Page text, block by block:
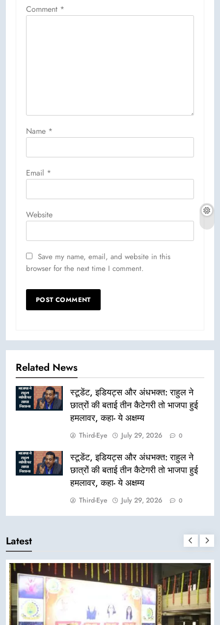
Comment *
Name *
Email *
Website
Save my name, email, and website in this
browser for the next time I comment.
Related News
स्टूडेंट, इडियट्स और अंधभक्त: राहुल ने
छात्रों की बताई तीन कैटेगरी तो भाजपा हुई
हमलावर, कहा- ये अक्षम्य
Third-Eye July 29, 2026 0
स्टूडेंट, इडियट्स और अंधभक्त: राहुल ने
छात्रों की बताई तीन कैटेगरी तो भाजपा हुई
हमलावर, कहा- ये अक्षम्य
Third-Eye July 29, 2026 0
Latest